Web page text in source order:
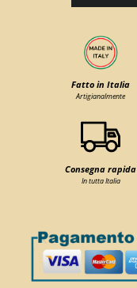
Fatto in Italia
Artigianalmente
Consegna rapida
In tutta Italia